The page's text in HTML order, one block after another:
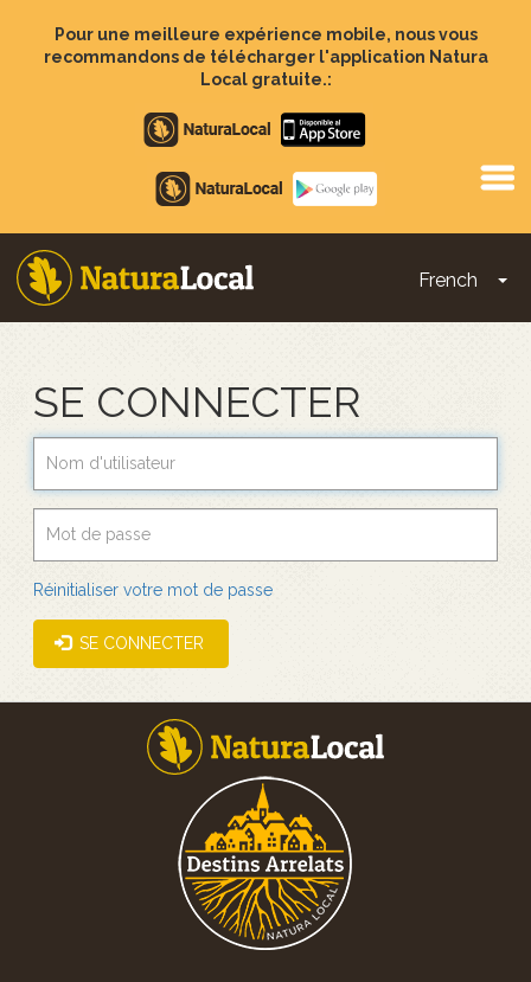
contenu
Pour une meilleure expérience mobile, nous vous
recommandons de télécharger l'application Natura
Local gratuite.:
Apple
store
Google
Play
French
Main
SE CONNECTER
Réinitialiser votre mot de passe
SE CONNECTER